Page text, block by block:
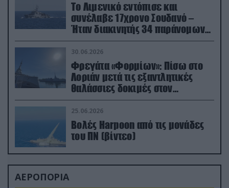
Το Λιμενικό εντόπισε και
συνέλαβε 17χρονο Σουδανό –
Ήταν διακινητής 34 παράνομων
μεταναστών
30.06.2026
Φρεγάτα «Φορμίων»: Πίσω στο
Λοριάν μετά τις εξαντλητικές
θαλάσσιες δοκιμές στον
απαιτητικό Βισκαϊκό
25.06.2026
Βολές Harpoon από τις μονάδες
του ΠΝ (βίντεο)
ΑΕΡΟΠΟΡΙΑ